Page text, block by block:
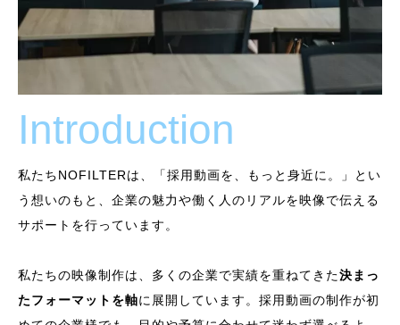
Introduction
私たちNOFILTERは、「採用動画を、もっと身近に。」とい
う想いのもと、企業の魅力や働く人のリアルを映像で伝える
サポートを行っています。
私たちの映像制作は、多くの企業で実績を重ねてきた決まっ
たフォーマットを軸に展開しています。採用動画の制作が初